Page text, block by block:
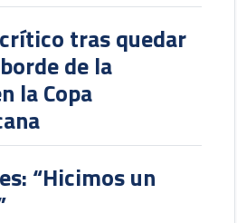
tras quedar
de la
la Copa
“Hicimos un